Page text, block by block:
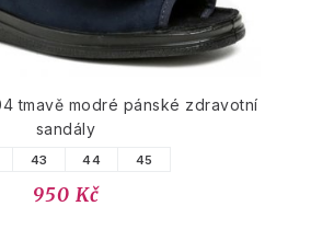
tmavě modré pánské zdravotní
sandály
43 44 45
950 Kč